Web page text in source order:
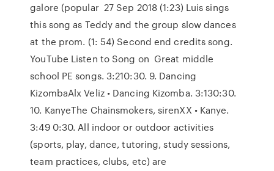
galore (popular 27 Sep 2018 (1:23) Luis sings
this song as Teddy and the group slow dances
at the prom. (1: 54) Second end credits song.
YouTube Listen to Song on Great middle
school PE songs. 3:210:30. 9. Dancing
KizombaAlx Veliz • Dancing Kizomba. 3:130:30.
10. KanyeThe Chainsmokers, sirenXX • Kanye.
3:49 0:30. All indoor or outdoor activities
(sports, play, dance, tutoring, study sessions,
team practices, clubs, etc) are